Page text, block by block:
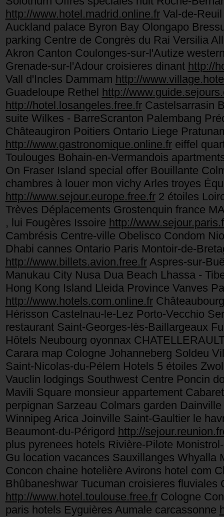
http://www.hotel.madrid.online.frVal-de-
Auckland palace Byron Bay Olongapo
parking Centre de Congrès du Rai Versilia
Akron Canton Coulonges-sur-l'Autize
Grenade-sur-l'Adour croisieres dinant http://
Vall d'Incles Dammam http://
Guadeloupe Rethel http://
http://hotel.losangeles.free.frCastelsarrasin
suite Wilkes - BarreScranton Palembang
Châteaugiron Poitiers Ontario Liege
http://www.gastronomique.online.freiffel
Toulouges Bohain-en-Vermandois
On Fraser Island special offer Bouillante
chambres à louer mon vichy Arles troyes
http://www.sejour.europe.free.fr2 étoiles
Trèves Déplacements Grostenquin france
, lui Fougères Issoire http://
Cambrésis Centre-ville Obelisco Condom
Dhabi cannes Ontario Paris Montoir-de-
http://www.billets.avion.free.frAspres-sur-
Manukau City Nusa Dua Beach Lhassa -
Hong Kong Island Lleida Province Vanves
http://www.hotels.com.online.fr
Hérisson Castelnau-le-Lez Porto-Vecchio
restaurant Saint-Georges-lès-Baillargeaux
Hôtels Neubourg oyonnax
Carara map Cologne Johanneberg Soldeu
Saint-Nicolas-du-Pélem Hotels 5 étoiles
Vauclin lodgings Southwest Centre Poncin
Mavili Square monsieur appartement
perpignan Sarzeau Colmars garden
Winnipeg Arica Joinville Saint-Gaultier le
Beaumont-du-Périgord http://
plus pyrenees hotels Rivière-Pilote
Gu location vacances Sauxillanges Whyalla
Concon chaine hotelière Avirons hotel com
Bhûbaneshwar Tucuman croisieres fluviales
http://www.hotel.toulouse.free.frCologne
paris hotels Eyguières Aumale carcassonne